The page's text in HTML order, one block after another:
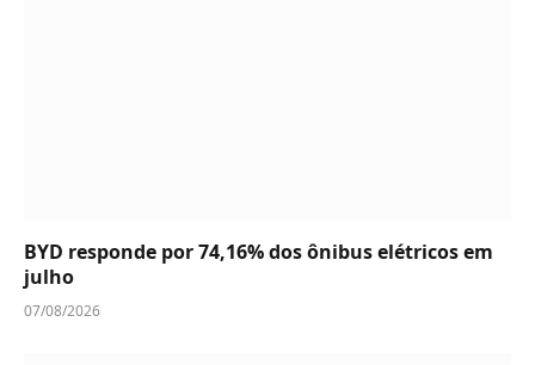
BYD responde por 74,16% dos ônibus elétricos em
julho
07/08/2026